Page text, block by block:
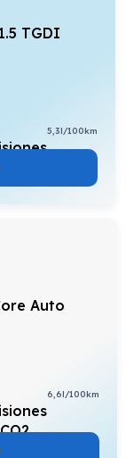
5,3l/100km
6,6l/100km